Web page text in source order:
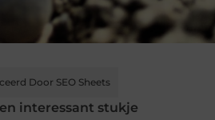
Door SEO Sheets
interessant stukje